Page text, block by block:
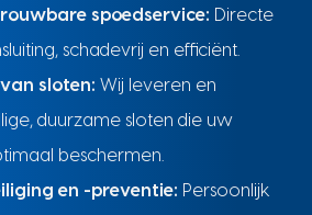
spoedservice: Directe
schadevrij en efficiënt.
sloten: Wij leveren en
duurzame sloten die uw
beschermen.
en -preventie: Persoonlijk